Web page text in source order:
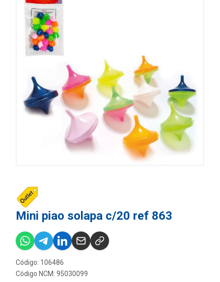
Mini piao solapa c/20 ref 863
Código: 106486
Código NCM: 95030099